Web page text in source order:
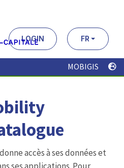
LOGIN FR
MOBIGIS
accès à ses données et